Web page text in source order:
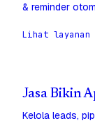
& reminder
Lihat layanan
Jasa Bikin
Kelola leads,